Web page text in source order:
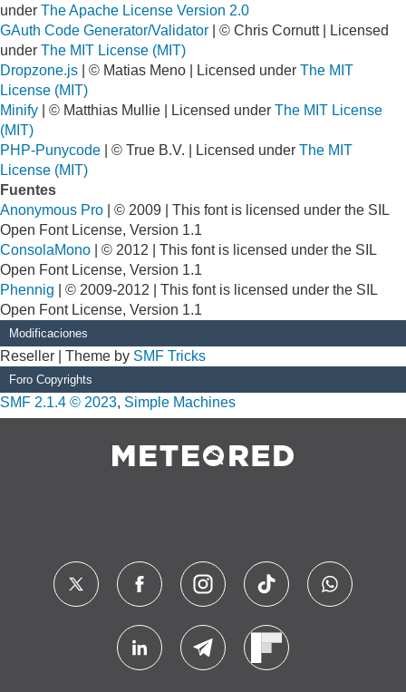
under The Apache License Version 2.0
GAuth Code Generator/Validator | © Chris Cornutt | Licensed
under The MIT License (MIT)
Dropzone.js | © Matias Meno | Licensed under The MIT
License (MIT)
Minify | © Matthias Mullie | Licensed under The MIT License
(MIT)
PHP-Punycode | © True B.V. | Licensed under The MIT
License (MIT)
Fuentes
Anonymous Pro | © 2009 | This font is licensed under the SIL
Open Font License, Version 1.1
ConsolaMono | © 2012 | This font is licensed under the SIL
Open Font License, Version 1.1
Phennig | © 2009-2012 | This font is licensed under the SIL
Open Font License, Version 1.1
Modificaciones
Reseller | Theme by SMF Tricks
Foro Copyrights
SMF 2.1.4 © 2023, Simple Machines